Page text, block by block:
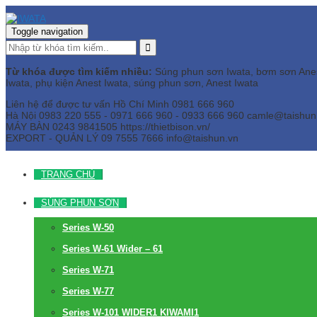
Toggle navigation
Từ khóa được tìm kiếm nhiều: Súng phun sơn Iwata, bơm sơn
Iwata, phụ kiện Anest Iwata, súng phun sơn, Anest Iwata
Liên hệ để được tư vấn Hồ Chí Minh 0981 666 960
Hà Nội 0983 220 555 - 0971 666 960 - 0933 666 960
MÁY BÀN 0243 9841505 https://thietbison.vn/
EXPORT - QUẢN LÝ 09 7555 7666 info@taishun.vn
TRANG CHỦ
SÚNG PHUN SƠN
Series W-50
Series W-61 Wider – 61
Series W-71
Series W-77
Series W-101 WIDER1 KIWAMI1